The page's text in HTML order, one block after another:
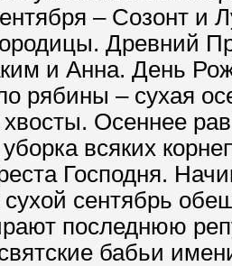
– Созонт и
Древний
и Анна. День
рябины – сухая
Осеннее
всяких
Господня.
сентябрь
последнюю
бабьи